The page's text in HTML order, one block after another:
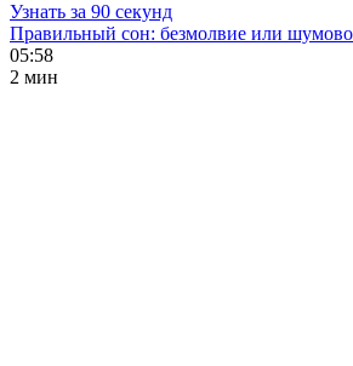
Узнать за 90 секунд
Правильный сон: безмолвие или
05:58
2 мин